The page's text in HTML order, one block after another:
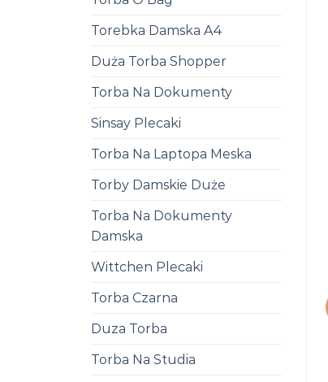
Torebka Damska A4
Duża Torba Shopper
Torba Na Dokumenty
Sinsay Plecaki
Torba Na Laptopa Meska
Torby Damskie Duże
Torba Na Dokumenty
Damska
Wittchen Plecaki
Torba Czarna
Duza Torba
Torba Na Studia